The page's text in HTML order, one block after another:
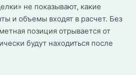
не показывают, какие
и объемы входят в расчет. Без
позиция отрывается от
будут находиться после